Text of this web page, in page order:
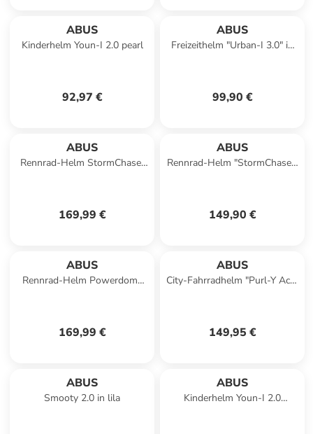
ABUS
Kinderhelm Youn-I 2.0 pearl
92,97 €
ABUS
Freizeithelm "Urban-I 3.0" in
99,90 €
ABUS
Rennrad-Helm StormChaser
169,99 €
ABUS
Rennrad-Helm "StormChaser"
149,90 €
ABUS
Rennrad-Helm Powerdome
169,99 €
ABUS
City-Fahrradhelm "Purl-Y Ace"
149,95 €
ABUS
Smooty 2.0 in lila
ABUS
Kinderhelm Youn-I 2.0